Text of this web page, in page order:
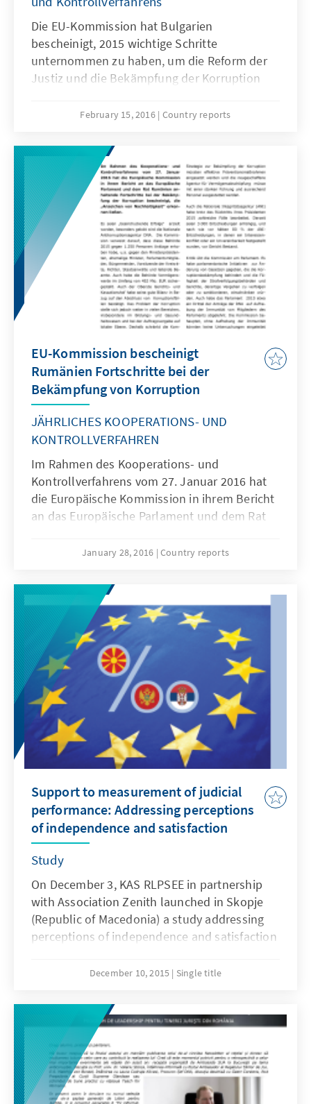
Die EU-Kommission hat Bulgarien
bescheinigt, 2015 wichtige Schritte
unternommen zu haben, um die Reform der
Justiz und die Bekämpfung der Korruption
Instabilität die Fortschritte zu blockieren
setzen. Im vergangenen Jahr hatte die
Kommission Bulgarien aufgefordert, „seinen
politischen Willen, Reformen herbeizuführen
und spürbare Fortschritte zu erzielen“ zu
konsolidieren.
February 15, 2016 Country reports
EU-Kommission bescheinigt
Rumänien Fortschritte bei der
Bekämpfung von Korruption
JÄHRLICHES KOOPERATIONS- UND
KONTROLLVERFAHREN
Im Rahmen des Kooperations- und
Kontrollverfahrens vom 27. Januar 2016 hat
die Europäische Kommission in ihrem Bericht
an das Europäische Parlament und dem Rat
Bekämpfung der Korruption bescheinigt, die
ließen.
January 28, 2016 Country reports
Support to measurement of judicial
performance: Addressing perceptions
of independence and satisfaction
Study
On December 3, KAS RLPSEE in partnership
with Association Zenith launched in Skopje
(Republic of Macedonia) a study addressing
perceptions of independence and satisfaction
Serbia and Montenegro.
December 10, 2015 Single title